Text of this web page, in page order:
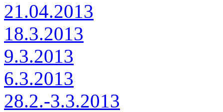
21.04.2013
18.3.2013
9.3.2013
6.3.2013
28.2.-3.3.2013